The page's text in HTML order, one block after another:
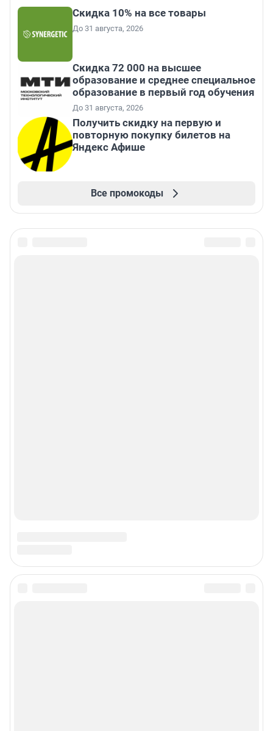
Скидка 10% на все товары
До 31 августа, 2026
Скидка 72 000 на высшее
образование и среднее специальное
образование в первый год обучения
До 31 августа, 2026
Получить скидку на первую и
повторную покупку билетов на
Яндекс Афише
Все промокоды